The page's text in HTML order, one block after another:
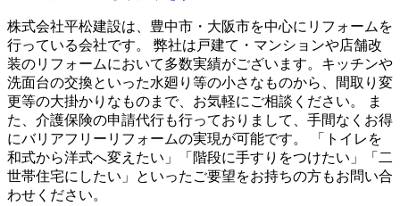
株式会社平松建設は、豊中市・大阪市を中心にリフォームを
行っている会社です。 弊社は戸建て・マンションや店舗改
装のリフォームにおいて多数実績がございます。キッチンや
洗面台の交換といった水廻り等の小さなものから、間取り変
更等の大掛かりなものまで、お気軽にご相談ください。 ま
た、介護保険の申請代行も行っておりまして、手間なくお得
にバリアフリーリフォームの実現が可能です。 「トイレを
和式から洋式へ変えたい」「階段に手すりをつけたい」「二
世帯住宅にしたい」といったご要望をお持ちの方もお問い合
わせください。